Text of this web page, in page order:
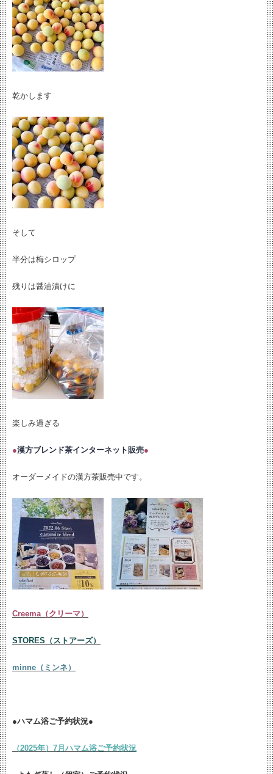
乾かします
そして
半分は梅シロップ
残りは醤油漬けに
楽しみ過ぎる
●漢方ブレンド茶インターネット販売●
オーダーメイドの漢方茶販売中です。
Creema（クリーマ）
STORES（ストアーズ）
minne（ミンネ）
●ハマム浴ご予約状況●
（2025年）7月ハマム浴ご予約状況